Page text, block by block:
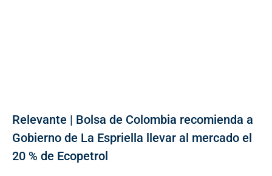
Relevante | Bolsa de Colombia recomienda a
Gobierno de La Espriella llevar al mercado el
20 % de Ecopetrol